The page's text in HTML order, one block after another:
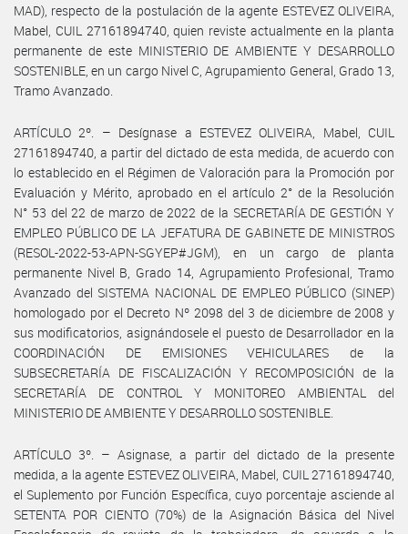
MAD), respecto de la postulación de la agente ESTEVEZ OLIVEIRA,
Mabel, CUIL 27161894740, quien reviste actualmente en la planta
permanente de este MINISTERIO DE AMBIENTE Y DESARROLLO
SOSTENIBLE, en un cargo Nivel C, Agrupamiento General, Grado 13,
Tramo Avanzado.
ARTÍCULO 2º. – Desígnase a ESTEVEZ OLIVEIRA, Mabel, CUIL
27161894740, a partir del dictado de esta medida, de acuerdo con
lo establecido en el Régimen de Valoración para la Promoción por
Evaluación y Mérito, aprobado en el artículo 2° de la Resolución
N° 53 del 22 de marzo de 2022 de la SECRETARÍA DE GESTIÓN Y
EMPLEO PÚBLICO DE LA JEFATURA DE GABINETE DE MINISTROS
(RESOL-2022-53-APN-SGYEP#JGM), en un cargo de planta
permanente Nivel B, Grado 14, Agrupamiento Profesional, Tramo
Avanzado del SISTEMA NACIONAL DE EMPLEO PÚBLICO (SINEP)
homologado por el Decreto Nº 2098 del 3 de diciembre de 2008 y
sus modificatorios, asignándosele el puesto de Desarrollador en la
COORDINACIÓN DE EMISIONES VEHICULARES de la
SUBSECRETARÍA DE FISCALIZACIÓN Y RECOMPOSICIÓN de la
SECRETARÍA DE CONTROL Y MONITOREO AMBIENTAL del
MINISTERIO DE AMBIENTE Y DESARROLLO SOSTENIBLE.
ARTÍCULO 3º. – Asignase, a partir del dictado de la presente
medida, a la agente ESTEVEZ OLIVEIRA, Mabel, CUIL 27161894740,
el Suplemento por Función Específica, cuyo porcentaje asciende al
SETENTA POR CIENTO (70%) de la Asignación Básica del Nivel